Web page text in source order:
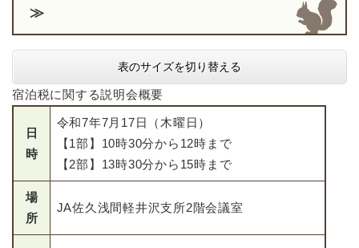
≫
表のサイズを切り替える
宿泊税に関する説明会概要
日
時
令和7年7月17日（木曜日）
【1部】10時30分から12時まで
【2部】13時30分から15時まで
場
所
JA佐久浅間軽井沢支所2階会議室